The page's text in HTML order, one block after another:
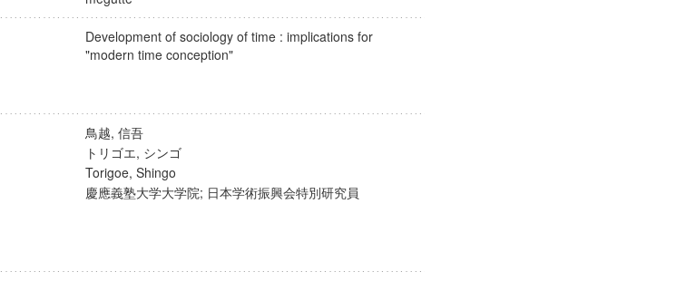
Development of sociology of time : implications for
"modern time conception"
鳥越, 信吾
トリゴエ, シンゴ
Torigoe, Shingo
慶應義塾大学大学院; 日本学術振興会特別研究員